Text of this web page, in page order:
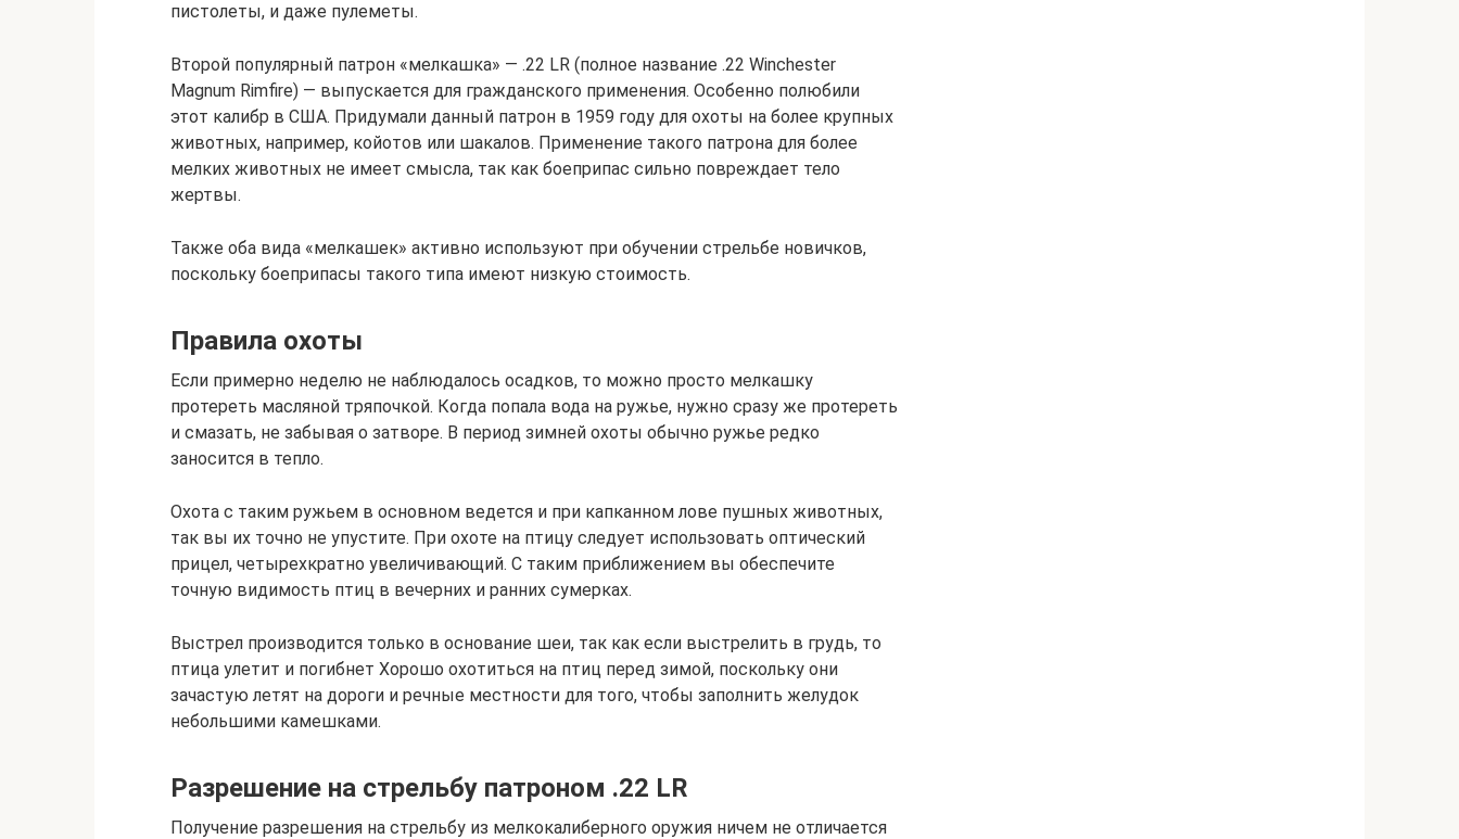
пистолеты, и даже пулеметы.
Второй популярный патрон «мелкашка» — .22 LR (полное название .22 Winchester
Magnum Rimfire) — выпускается для гражданского применения. Особенно полюбили
этот калибр в США. Придумали данный патрон в 1959 году для охоты на более крупных
животных, например, койотов или шакалов. Применение такого патрона для более
мелких животных не имеет смысла, так как боеприпас сильно повреждает тело
жертвы.
Также оба вида «мелкашек» активно используют при обучении стрельбе новичков,
поскольку боеприпасы такого типа имеют низкую стоимость.
Правила охоты
Если примерно неделю не наблюдалось осадков, то можно просто мелкашку
протереть масляной тряпочкой. Когда попала вода на ружье, нужно сразу же протереть
и смазать, не забывая о затворе. В период зимней охоты обычно ружье редко
заносится в тепло.
Охота с таким ружьем в основном ведется и при капканном лове пушных животных,
так вы их точно не упустите. При охоте на птицу следует использовать оптический
прицел, четырехкратно увеличивающий. С таким приближением вы обеспечите
точную видимость птиц в вечерних и ранних сумерках.
Выстрел производится только в основание шеи, так как если выстрелить в грудь, то
птица улетит и погибнет Хорошо охотиться на птиц перед зимой, поскольку они
зачастую летят на дороги и речные местности для того, чтобы заполнить желудок
небольшими камешками.
Разрешение на стрельбу патроном .22 LR
Получение разрешения на стрельбу из мелкокалиберного оружия ничем не отличается